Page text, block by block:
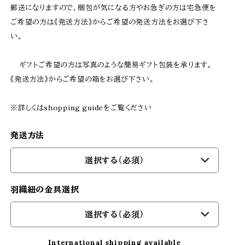
郵送になりますので、梱包が気になる方やお急ぎの方は宅急便を
ご希望の方は《発送方法》からご希望の発送方法をお選び下さ
い。
ギフトご希望の方は写真のような簡易ギフト包装を承ります。
《発送方法》からご希望の箱をお選び下さい。
※詳しくはshopping guideをご覧ください
発送方法
選択する（必須）
羽織紐の金具選択
選択する（必須）
International shipping available